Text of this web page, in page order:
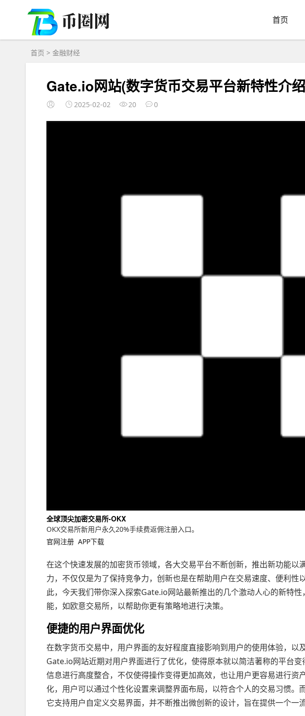
首页
首页 > 金融财经
Gate.io网站(数字货币交易平台新特性介
2025-02-02 20 0
全球顶尖加密交易所-OKX
OKX交易所新用户永久20%手续费返佣注册入口。
官网注册 APP下载
在这个快速发展的加密货币领域，各大交易平台不断创新，推出新功能以
力，不仅仅是为了保持竞争力，创新也是在帮助用户在交易速度、便利性
此，今天我们带你深入探索Gate.io网站最新推出的几个激动人心的新特
能，如欧意交易所，以帮助你更有策略地进行决策。
便捷的用户界面优化
在数字货币交易中，用户界面的友好程度直接影响到用户的使用体验，以
Gate.io网站近期对用户界面进行了优化，使得原本就以简洁著称的平台
信息进行高度整合，不仅使得操作变得更加高效，也让用户更容易进行资
化，用户可以通过个性化设置来调整界面布局，以符合个人的交易习惯。
它支持用户自定义交易界面，并不断推出微创新的设计，旨在提供一个一